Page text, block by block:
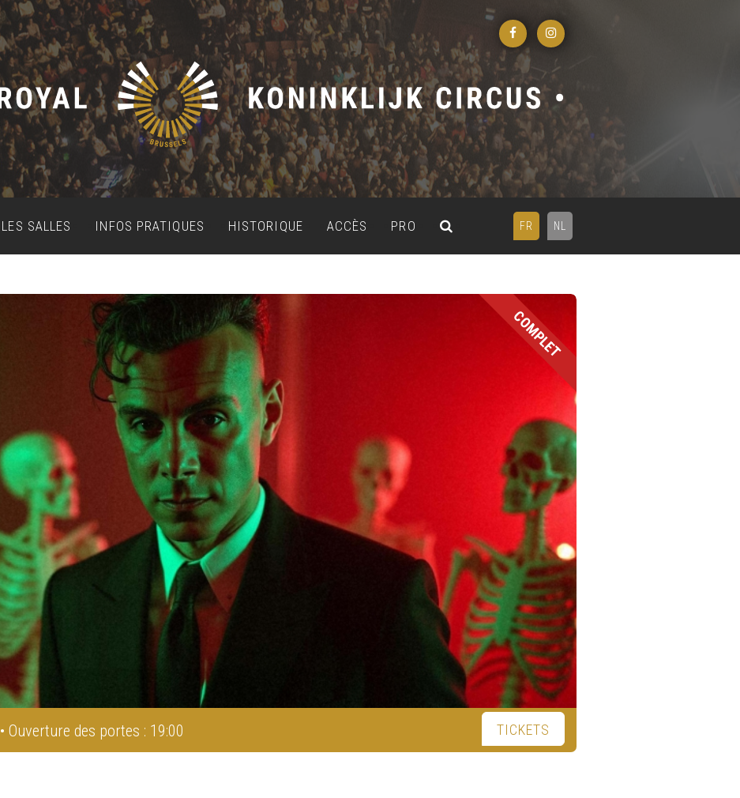
FR NL
LES SALLES INFOS PRATIQUES HISTORIQUE ACCÈS PRO
COMPLET
• Ouverture des portes : 19:00 TICKETS